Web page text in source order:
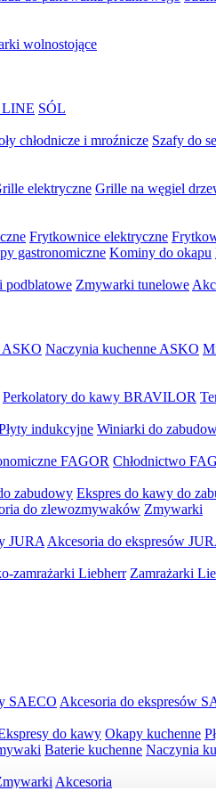
wolnostojące
SÓL
chłodnicze i mroźnicze Szafy do
elektryczne Grille na węgiel
Frytkownice elektryczne
gastronomiczne Kominy do okapu
podblatowe Zmywarki tunelowe
ASKO Naczynia kuchenne ASKO
Perkolatory do kawy BRAVILOR
indukcyjne Winiarki do
FAGOR Chłodnictwo
zabudowy Ekspres do kawy do
do zlewozmywaków Zmywarki
JURA Akcesoria do ekspresów
zamrażarki Liebherr Zamrażarki
SAECO Akcesoria do ekspresów
do kawy Okapy kuchenne
Baterie kuchenne Naczynia
Akcesoria